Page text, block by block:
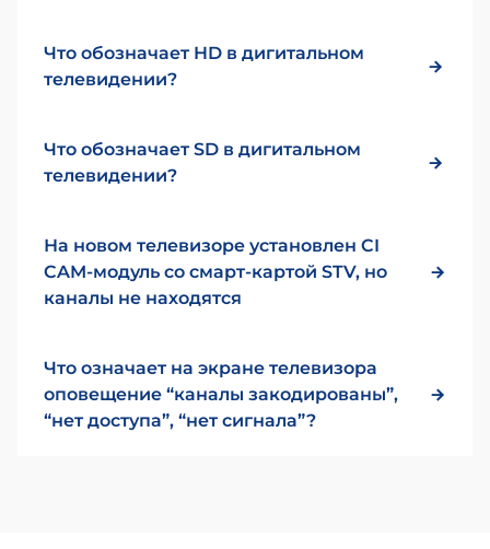
Что обозначает HD в дигитальном
телевидении?
Что обозначает SD в дигитальном
телевидении?
На новом телевизоре установлен CI
CAM-модуль со смарт-картой STV, но
каналы не находятся
Что означает на экране телевизора
оповещение “каналы закодированы”,
“нет доступа”, “нет сигнала”?